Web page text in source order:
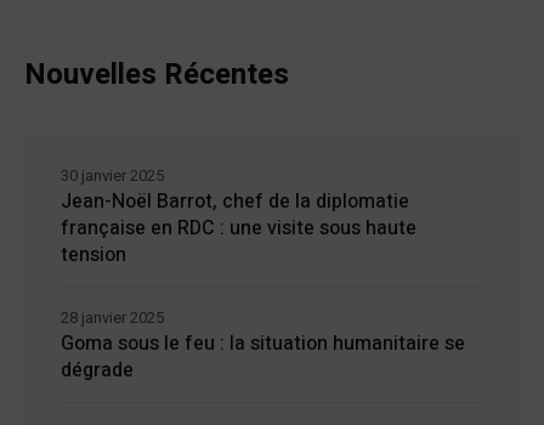
Nouvelles Récentes
Jean-Noël Barrot, chef de la diplomatie
française en RDC : une visite sous haute
tension
30 janvier 2025
Goma sous le feu : la situation humanitaire se
dégrade
28 janvier 2025